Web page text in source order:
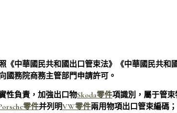
《中華國民共和國出口管束法》《中華國民共和
國務院商務主管部門申請許可。
性負責，加強出口物Skoda零件項識別，屬于管
零件并列明VW零件兩用物項出口管束編碼